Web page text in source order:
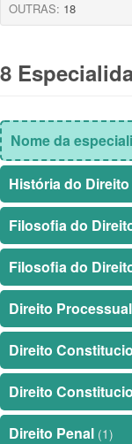
OUTRAS: 18
8
Nome da
História do Direito
Filosofia do
Filosofia do
Direito
Direito
Direito
Direito Penal (1)